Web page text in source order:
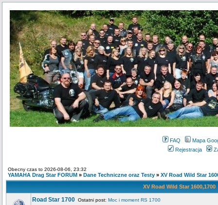
FAQ
Mapa
Rejestracja
Obecny czas to 2026-08-06, 23:32
YAMAHA Drag Star FORUM » Dane Techniczne oraz Testy » XV Road Wild Star
XV Road Wild Star 1600,1700
Road Star 1700 Ostatni post: Moc i moment RS 1700